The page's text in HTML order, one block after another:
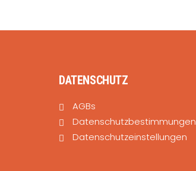
DATENSCHUTZ
AGBs
Datenschutzbestimmungen
Datenschutzeinstellungen